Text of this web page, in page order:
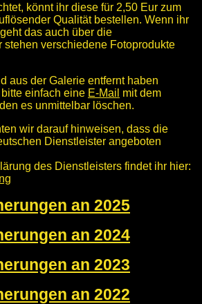
könnt ihr diese für 2,50 Eur zum
Qualität bestellen. Wenn ihr
das auch über die
stehen verschiedene Fotoprodukte
aus der Galerie entfernt haben
einfach eine E-Mail mit dem
es unmittelbar löschen.
wir darauf hinweisen, dass die
Dienstleister angeboten
des Dienstleisters findet ihr hier:
an 2025
an 2024
an 2023
an 2022